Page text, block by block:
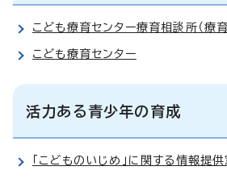
こども療育センター療育相談所（療
こども療育センター
活力ある青少年の育成
「こどものいじめ」に関する情報提